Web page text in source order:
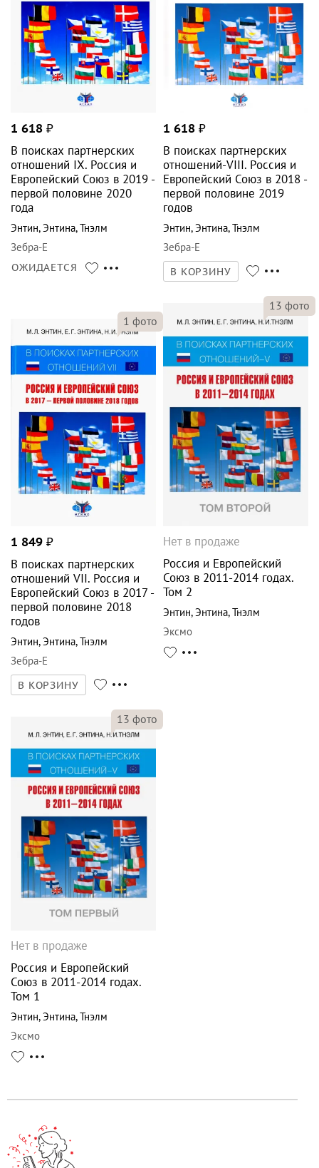
1 618 ₽
В поисках партнерских
отношений IX. Россия и
Европейский Союз в 2019 -
первой половине 2020
года
Энтин,Энтина,Тнэлм
Зебра-Е
ОЖИДАЕТСЯ
1 618 ₽
В поисках партнерских
отношений-VIII. Россия и
Европейский Союз в 2018 -
первой половине 2019
годов
Энтин,Энтина,Тнэлм
Зебра-Е
В КОРЗИНУ
1 фото
1 849 ₽
В поисках партнерских
отношений VII. Россия и
Европейский Союз в 2017 -
первой половине 2018
годов
Энтин,Энтина,Тнэлм
Зебра-Е
В КОРЗИНУ
13 фото
Нет в продаже
Россия и Европейский
Союз в 2011-2014 годах.
Том 2
Энтин,Энтина,Тнэлм
Эксмо
13 фото
Нет в продаже
Россия и Европейский
Союз в 2011-2014 годах.
Том 1
Энтин,Энтина,Тнэлм
Эксмо